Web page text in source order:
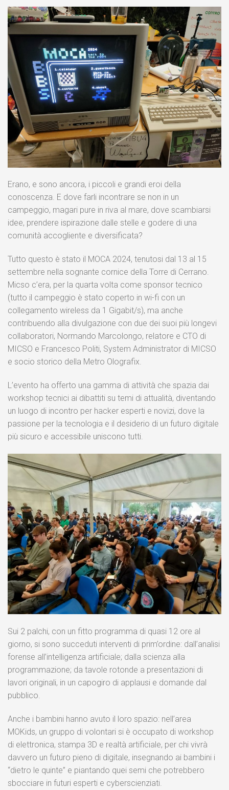
Erano, e sono ancora, i piccoli e grandi eroi della
conoscenza. E dove farli incontrare se non in un
campeggio, magari pure in riva al mare, dove scambiarsi
idee, prendere ispirazione dalle stelle e godere di una
comunità accogliente e diversificata?
Tutto questo è stato il MOCA 2024, tenutosi dal 13 al 15
settembre nella sognante cornice della Torre di Cerrano.
Micso c’era, per la quarta volta come sponsor tecnico
(tutto il campeggio è stato coperto in wi-fi con un
collegamento wireless da 1 Gigabit/s), ma anche
contribuendo alla divulgazione con due dei suoi più longevi
collaboratori, Normando Marcolongo, relatore e CTO di
MICSO e Francesco Politi, System Administrator di MICSO
e socio storico della Metro Olografix.
L’evento ha offerto una gamma di attività che spazia dai
workshop tecnici ai dibattiti su temi di attualità, diventando
un luogo di incontro per hacker esperti e novizi, dove la
passione per la tecnologia e il desiderio di un futuro digitale
più sicuro e accessibile uniscono tutti.
Sui 2 palchi, con un fitto programma di quasi 12 ore al
giorno, si sono succeduti interventi di prim’ordine: dall’analisi
forense all’intelligenza artificiale; dalla scienza alla
programmazione; da tavole rotonde a presentazioni di
lavori originali, in un capogiro di applausi e domande dal
pubblico.
Anche i bambini hanno avuto il loro spazio: nell’area
MOKids, un gruppo di volontari si è occupato di workshop
di elettronica, stampa 3D e realtà artificiale, per chi vivrà
davvero un futuro pieno di digitale, insegnando ai bambini i
“dietro le quinte” e piantando quei semi che potrebbero
sbocciare in futuri esperti e cyberscienziati.